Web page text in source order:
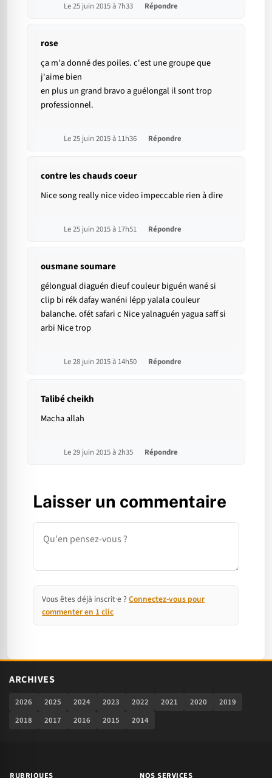
Le 25 juin 2015 à 7h33 Répondre
rose
ça m'a donné des poiles. c'est une groupe que
j'aime bien
en plus un grand bravo a guélongal il sont trop
professionnel.
Le 25 juin 2015 à 11h36 Répondre
contre les chauds coeur
Nice song really nice video impeccable rien à dire
Le 25 juin 2015 à 17h51 Répondre
ousmane soumare
gélongual diaguén dieuf couleur biguén wané si
clip bi rék dafay wanéni lépp yalala couleur
balanche. ofét safari c Nice yalnaguén yagua saff si
arbi Nice trop
Le 28 juin 2015 à 14h50 Répondre
Talibé cheikh
Macha allah
Le 29 juin 2015 à 2h35 Répondre
Laisser un commentaire
Commentaire
Vous êtes déjà inscrit·e ? Connectez-vous pour
commenter en 1 clic
ARCHIVES
2026 2025 2024 2023 2022 2021 2020
2019
2018
2017 2016 2015 2014
RUBRIQUES
NOS SERVICES